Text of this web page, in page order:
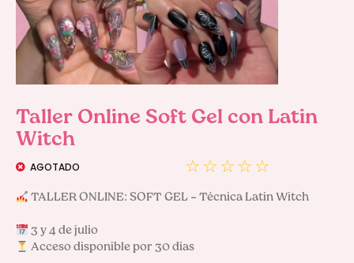
Taller Online Soft Gel con Latin
Witch
AGOTADO ☆ ☆ ☆ ☆ ☆
TALLER ONLINE: SOFT GEL – Técnica Latin Witch
3 y 4 de julio
Acceso disponible por 30 días